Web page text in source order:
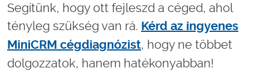
Segítünk, hogy ott fejleszd a céged, ahol
tényleg szükség van rá. Kérd az ingyenes
MiniCRM cégdiagnózist, hogy ne többet
dolgozzatok, hanem hatékonyabban!